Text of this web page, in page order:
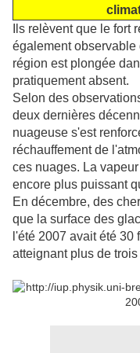
Ils relèvent que le fort
également observable
région est plongée
pratiquement absent.
Selon des
deux dernières
nuageuse s'est
réchauffement de
ces nuages. La
encore plus puissant
En décembre, des
que la surface des
l'été 2007 avait été
atteignant plus de